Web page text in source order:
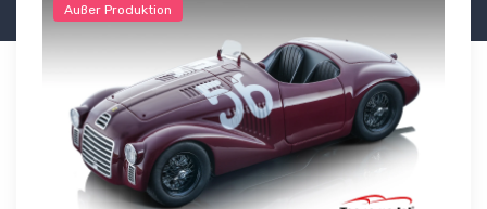
Außer Produktion